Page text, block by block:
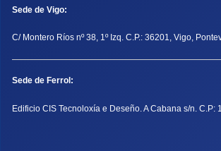
Sede de Vigo:
C/ Montero Ríos nº 38, 1º Izq. C.P.: 36201, Vigo,
Sede de Ferrol:
Edificio CIS Tecnoloxía e Deseño. A Cabana s/n. C.P: